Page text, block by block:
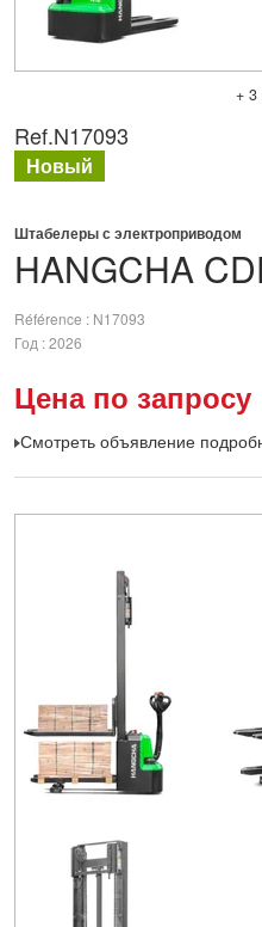
+
HANGCHA
Штабелеры с электроприводом
Référence
N17093
Год 2026
Цена по запросу
Смотреть объявление
Ref.N17093
Новый